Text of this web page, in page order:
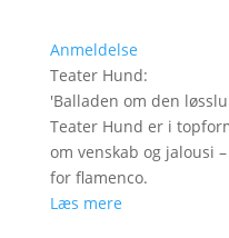
Anmeldelse
Teater Hund:
'Balladen om den
Teater Hund er i
om venskab og jalousi
for flamenco.
Læs mere